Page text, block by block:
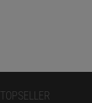
TOPSELLER